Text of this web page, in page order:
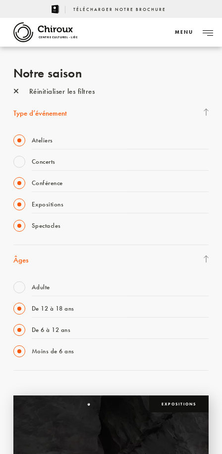
TÉLÉCHARGER NOTRE BROCHURE
CENTRE CULTUREL - LIÈGE
MENU
Notre saison
Réinitialiser les filtres
Type d’événement
Ateliers
Concerts
Conférence
Expositions
Spectacles
Âges
Adulte
De 12 à 18 ans
De 6 à 12 ans
Moins de 6 ans
EXPOSITIONS